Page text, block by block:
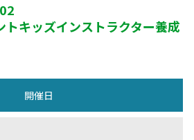
トキッズインストラクター養成
開催日